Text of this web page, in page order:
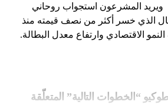
ويريد المشرعون استجواب روحاني
الذي خسر أكثر من نصف قيمته منذ
الاقتصادي وارتفاع معدل البطالة.
“الخطوات التالية” المتعلّقة